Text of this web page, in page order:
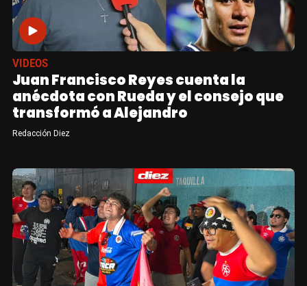
VIDEOS
Juan Francisco Reyes cuenta la
anécdota con Rueda y el consejo que
transformó a Alejandro
Redacción Diez